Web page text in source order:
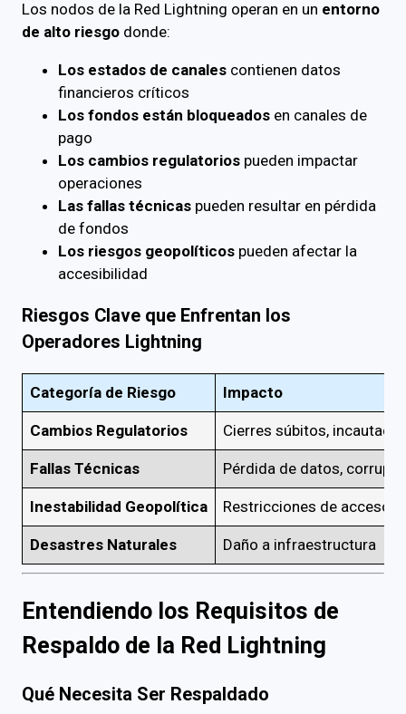
Los nodos de la Red Lightning operan en un entorno
de alto riesgo donde:
Los estados de canales contienen datos
financieros críticos
Los fondos están bloqueados en canales de
pago
Los cambios regulatorios pueden impactar
operaciones
Las fallas técnicas pueden resultar en pérdida
de fondos
Los riesgos geopolíticos pueden afectar la
accesibilidad
Riesgos Clave que Enfrentan los
Operadores Lightning
Categoría de Riesgo Impacto
Cambios Regulatorios Cierres súbitos,
Fallas Técnicas Pérdida de datos,
Inestabilidad Geopolítica Restricciones de acceso,
Desastres Naturales Daño a infraestructura
Entendiendo los Requisitos de
Respaldo de la Red Lightning
Qué Necesita Ser Respaldado